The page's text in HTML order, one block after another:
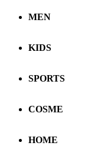
MEN
KIDS
SPORTS
COSME
HOME